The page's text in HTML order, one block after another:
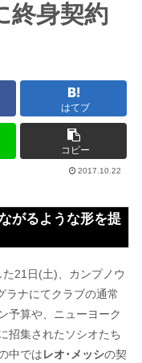
終身契約
はてブ
コピー
2017.10.22
がるような形を提
21日(土)、カンプノウ
ラナにてクラブの通常
予算や、ニューヨーク
招集されたソシオたち
中ではレオ･メッシの契